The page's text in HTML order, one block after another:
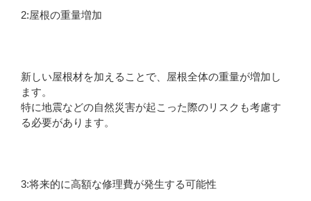
2:屋根の重量増加
新しい屋根材を加えることで、屋根全体の重量が増加し
ます。
特に地震などの自然災害が起こった際のリスクも考慮す
る必要があります。
3:将来的に高額な修理費が発生する可能性